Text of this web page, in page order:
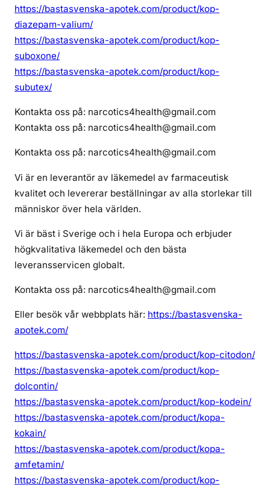
https://bastasvenska-apotek.com/product/kop-
diazepam-valium/
https://bastasvenska-apotek.com/product/kop-
suboxone/
https://bastasvenska-apotek.com/product/kop-
subutex/
Kontakta oss på: narcotics4health@gmail.com
Kontakta oss på: narcotics4health@gmail.com
Kontakta oss på: narcotics4health@gmail.com
Vi är en leverantör av läkemedel av farmaceutisk
kvalitet och levererar beställningar av alla storlekar till
människor över hela världen.
Vi är bäst i Sverige och i hela Europa och erbjuder
högkvalitativa läkemedel och den bästa
leveransservicen globalt.
Kontakta oss på: narcotics4health@gmail.com
Eller besök vår webbplats här: https://bastasvenska-
apotek.com/
https://bastasvenska-apotek.com/product/kop-citodon/
https://bastasvenska-apotek.com/product/kop-
dolcontin/
https://bastasvenska-apotek.com/product/kop-kodein/
https://bastasvenska-apotek.com/product/kopa-
kokain/
https://bastasvenska-apotek.com/product/kopa-
amfetamin/
https://bastasvenska-apotek.com/product/kop-